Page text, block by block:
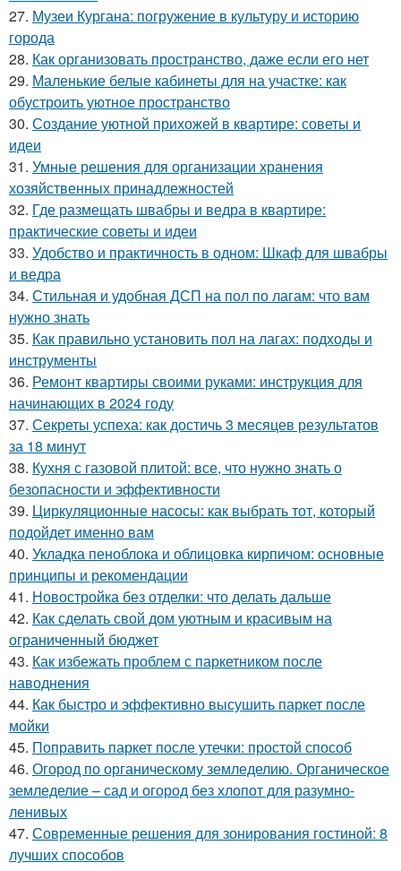
27. Музеи Кургана: погружение в культуру и историю
города
28. Как организовать пространство, даже если его нет
29. Маленькие белые кабинеты для на участке: как
обустроить уютное пространство
30. Создание уютной прихожей в квартире: советы и
идеи
31. Умные решения для организации хранения
хозяйственных принадлежностей
32. Где размещать швабры и ведра в квартире:
практические советы и идеи
33. Удобство и практичность в одном: Шкаф для швабры
и ведра
34. Стильная и удобная ДСП на пол по лагам: что вам
нужно знать
35. Как правильно установить пол на лагах: подходы и
инструменты
36. Ремонт квартиры своими руками: инструкция для
начинающих в 2024 году
37. Секреты успеха: как достичь 3 месяцев результатов
за 18 минут
38. Кухня с газовой плитой: все, что нужно знать о
безопасности и эффективности
39. Циркуляционные насосы: как выбрать тот, который
подойдет именно вам
40. Укладка пеноблока и облицовка кирпичом: основные
принципы и рекомендации
41. Новостройка без отделки: что делать дальше
42. Как сделать свой дом уютным и красивым на
ограниченный бюджет
43. Как избежать проблем с паркетником после
наводнения
44. Как быстро и эффективно высушить паркет после
мойки
45. Поправить паркет после утечки: простой способ
46. Огород по органическому земледелию. Органическое
земледелие – сад и огород без хлопот для разумно-
ленивых
47. Современные решения для зонирования гостиной: 8
лучших способов